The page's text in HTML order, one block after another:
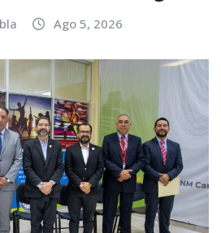
Ago 5, 2026